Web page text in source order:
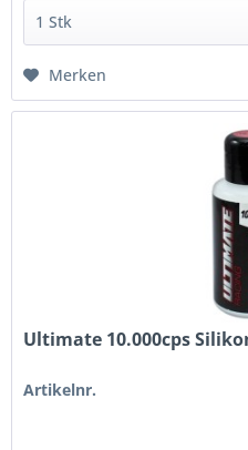
Merken
Ultimate 10.000cps
Artikelnr.